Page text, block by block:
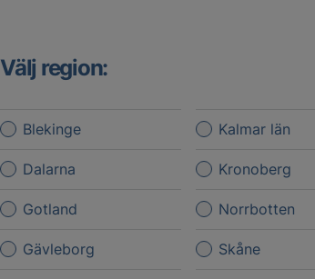
Välj region:
Blekinge
Dalarna
Gotland
Gävleborg
Kalmar län
Kronoberg
Norrbotten
Skåne